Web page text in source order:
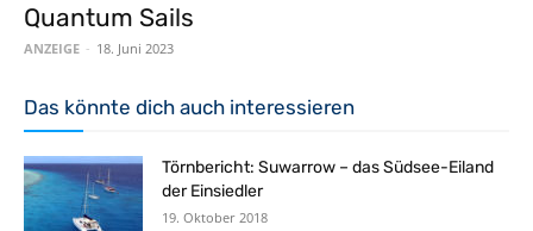
Quantum Sails
ANZEIGE - 18. Juni 2023
Das könnte dich auch interessieren
Törnbericht: Suwarrow – das Südsee-Eiland
der Einsiedler
19. Oktober 2018